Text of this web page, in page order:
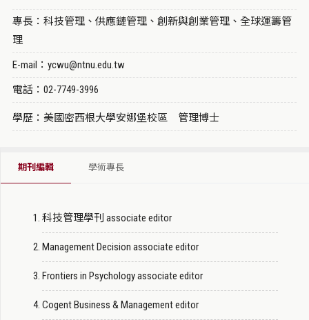
專長：科技管理、供應鏈管理、創新與創業管理、全球運籌管
理
E-mail：ycwu@ntnu.edu.tw
電話：02-7749-3996
學歷：美國密西根大學安娜堡校區 管理博士
期刊編輯 學術專長
科技管理學刊 associate editor
Management Decision associate editor
Frontiers in Psychology associate editor
Cogent Business & Management editor